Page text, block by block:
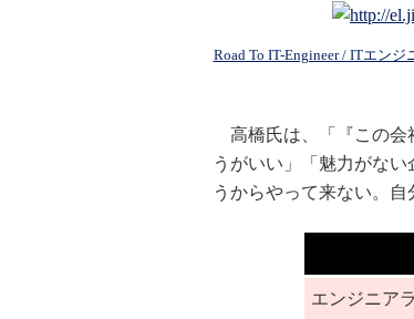
Road To IT-Engineer / ITエン
高橋氏は、「『この会
うがいい」「魅力がな
うからやって来ない。自
エンジニア